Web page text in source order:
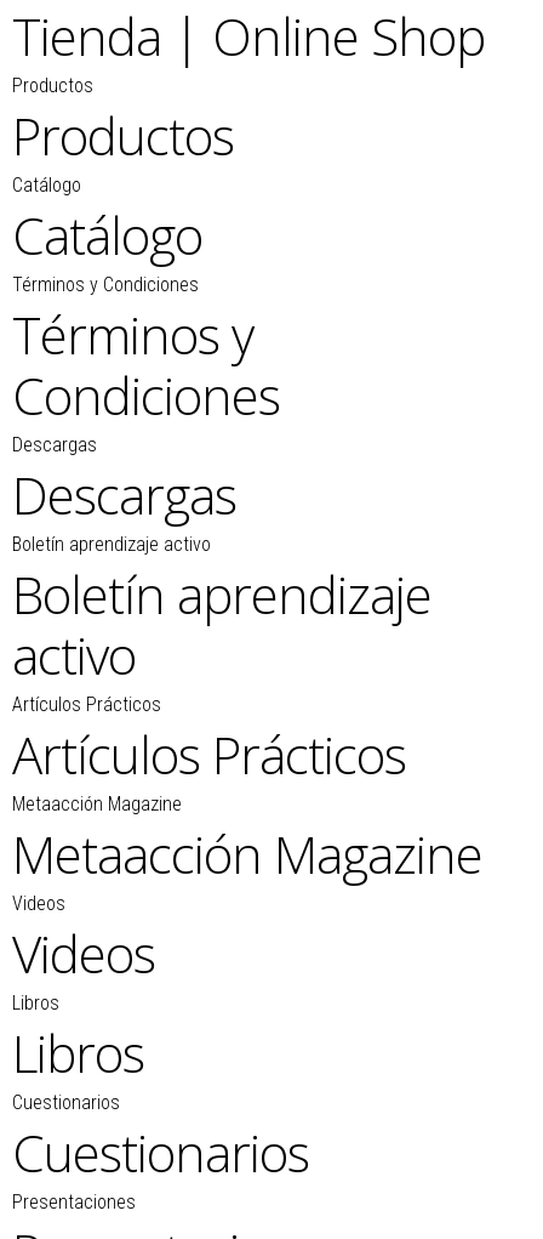
Tienda | Online Shop
Productos
Productos
Catálogo
Catálogo
Términos y Condiciones
Términos y
Condiciones
Descargas
Descargas
Boletín aprendizaje activo
Boletín aprendizaje
activo
Artículos Prácticos
Artículos Prácticos
Metaacción Magazine
Metaacción Magazine
Videos
Videos
Libros
Libros
Cuestionarios
Cuestionarios
Presentaciones